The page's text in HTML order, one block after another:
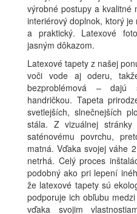
výrobné postupy a kvalitné
interiérový doplnok, ktorý
a praktický. Latexové
jasným dôkazom.
Latexové tapety z našej
voči vode aj oderu,
bezproblémová –
handričkou. Tapeta
svetlejších, slnečnejších
stála. Z vizuálnej
saténovému povrchu,
matná. Vďaka svojej váhe
netrhá. Celý proces
podobný ako pri lepení
že latexové tapety sú
podporuje ich obľubu
vďaka svojim